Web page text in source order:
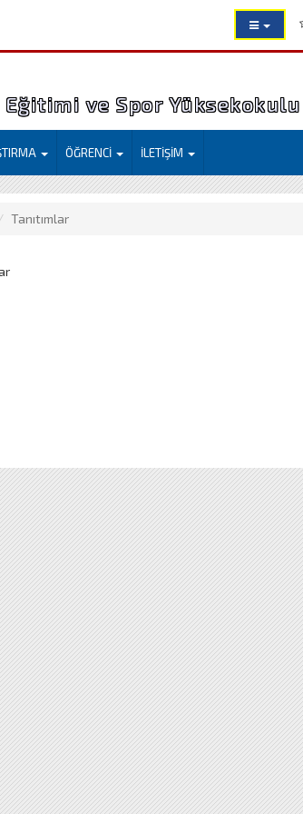
ve Spor Yüksekokulu
ÖĞRENCİ İLETİŞİM
Tanıtımlar